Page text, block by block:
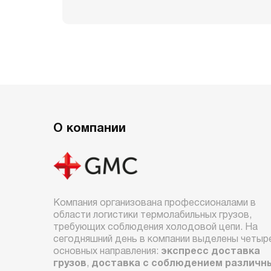
О компании
Компания организована профессионалами в
области логистики термолабильных грузов,
требующих соблюдения холодовой цепи. На
сегодняшний день в компании выделены
основных направления: экспресс доставка
грузов, доставка с соблюдением